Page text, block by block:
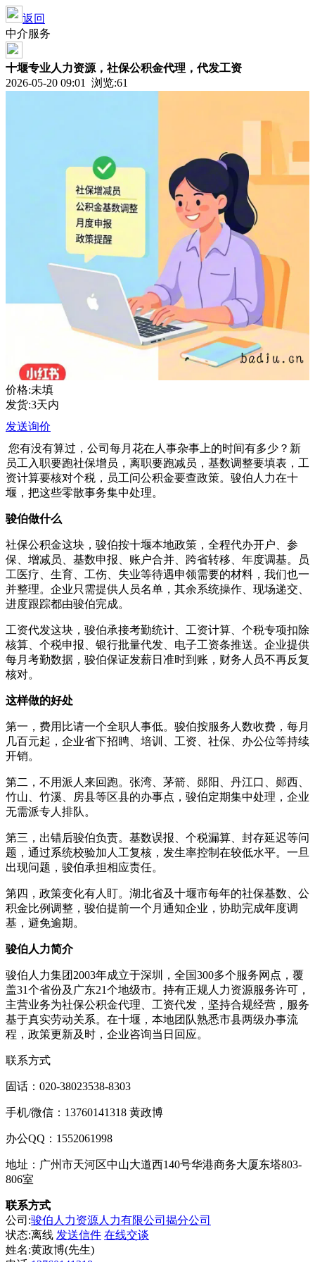
返回
中介服务
十堰专业人力资源，社保公积金代理，代发工资
2026-05-20 09:01 浏览:61
价格:未填
发货:3天内
发送询价
您有没有算过，公司每月花在人事杂事上的时间有多少？新
员工入职要跑社保增员，离职要跑减员，基数调整要填表，工
资计算要核对个税，员工问公积金要查政策。骏伯人力在十
堰，把这些零散事务集中处理。
骏伯做什么
社保公积金这块，骏伯按十堰本地政策，全程代办开户、参
保、增减员、基数申报、账户合并、跨省转移、年度调基。员
工医疗、生育、工伤、失业等待遇申领需要的材料，我们也一
并整理。企业只需提供人员名单，其余系统操作、现场递交、
进度跟踪都由骏伯完成。
工资代发这块，骏伯承接考勤统计、工资计算、个税专项扣除
核算、个税申报、银行批量代发、电子工资条推送。企业提供
每月考勤数据，骏伯保证发薪日准时到账，财务人员不再反复
核对。
这样做的好处
第一，费用比请一个全职人事低。骏伯按服务人数收费，每月
几百元起，企业省下招䀻、培训、工资、社保、办公位等持续
开销。
第二，不用派人来回跑。张湾、茅箭、郧阳、丹江口、郧西、
竹山、竹溪、房县等区县的办事点，骏伯定期集中处理，企业
无需派专人排队。
第三，出错后骏伯负责。基数误报、个税漏算、封存延迟等问
题，通过系统校验加人工复核，发生率控制在较低水平。一旦
出现问题，骏伯承担相应责任。
第四，政策变化有人盯。湖北省及十堰市每年的社保基数、公
积金比例调整，骏伯提前一个月通知企业，协助完成年度调
基，避免逾期。
骏伯人力简介
骏伯人力集团2003年成立于深圳，全国300多个服务网点，覆
盖31个省份及广东21个地级市。持有正规人力资源服务许可，
主营业务为社保公积金代理、工资代发，坚持合规经营，服务
基于真实劳动关系。在十堰，本地团队熟悉市县两级办事流
程，政策更新及时，企业咨询当日回应。
联系方式
固话：020-38023538-8303
手机/微信：13760141318 黄政博
办公QQ：1552061998
地址：广州市天河区中山大道西140号华港商务大厦东塔803-
806室
联系方式
公司:骏伯人力资源人力有限公司揭分公司
状态:离线 发送信件 在线交谈
姓名:黄政博(先生)